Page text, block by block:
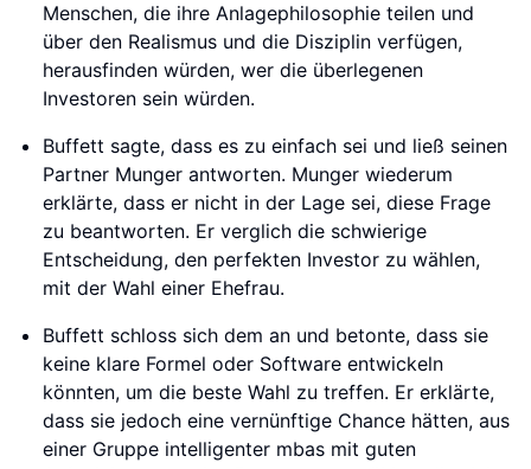
Menschen, die ihre Anlagephilosophie teilen und
über den Realismus und die Disziplin verfügen,
herausfinden würden, wer die überlegenen
Investoren sein würden.
Buffett sagte, dass es zu einfach sei und ließ seinen
Partner Munger antworten. Munger wiederum
erklärte, dass er nicht in der Lage sei, diese Frage
zu beantworten. Er verglich die schwierige
Entscheidung, den perfekten Investor zu wählen,
mit der Wahl einer Ehefrau.
Buffett schloss sich dem an und betonte, dass sie
keine klare Formel oder Software entwickeln
könnten, um die beste Wahl zu treffen. Er erklärte,
dass sie jedoch eine vernünftige Chance hätten, aus
einer Gruppe intelligenter mbas mit guten